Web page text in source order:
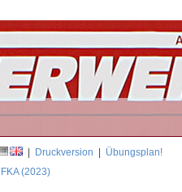
Druckversion
Übungsplan!
FKA (2023)